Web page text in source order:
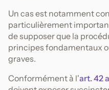
Un cas est notamment
particulièrement
de supposer que la
principes fondamentaux
graves.
Conformément à l'art. 42